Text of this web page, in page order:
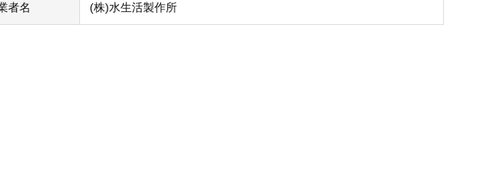
者名 (株)水生活製作所